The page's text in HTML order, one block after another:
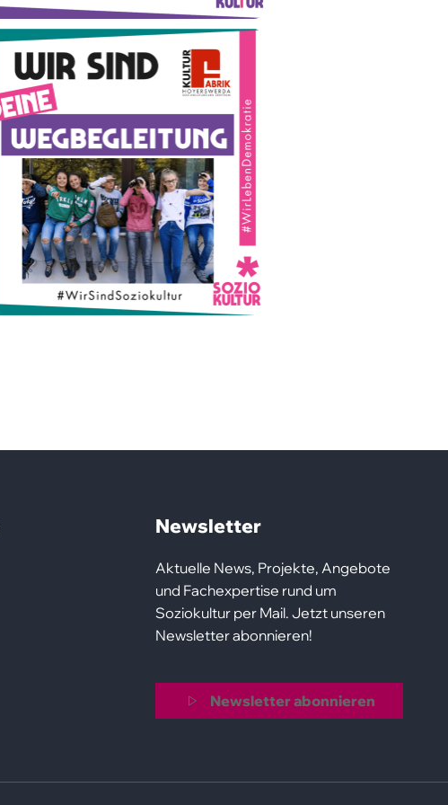
Newsletter
Aktuelle News, Projekte, Angebote
und Fachexpertise rund um
Soziokultur per Mail. Jetzt unseren
Newsletter abonnieren!
Newsletter abonnieren